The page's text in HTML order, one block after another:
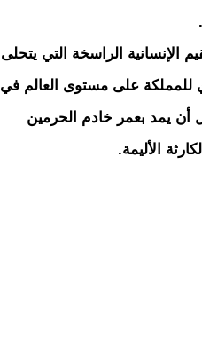
الإنسانية الراسخة التي يتحلى
للمملكة على مستوى العالم في
أن يمد بعمر خادم الحرمين
الأليمة.